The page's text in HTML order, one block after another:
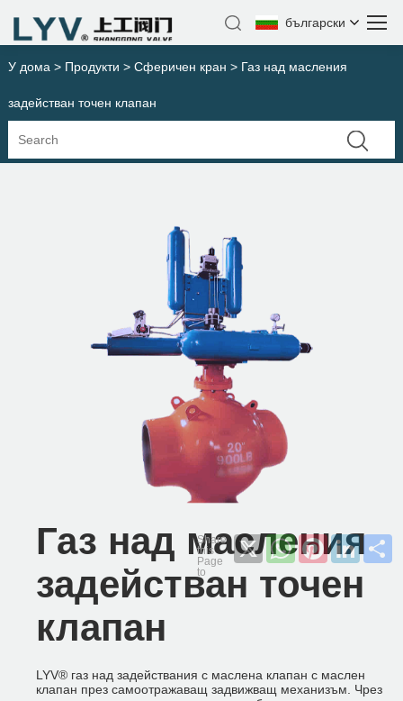
български
У дома > Продукти > Сферичен кран > Газ над масления
задействан точен клапан
Газ над масления
задействан точен
клапан
LYV® газ над задействания с маслена клапан с маслен
клапан през самоотражаващ задвижващ механизъм. Чрез
X WhatsAppPinterest